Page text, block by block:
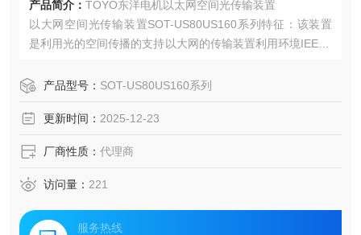
产品简介： TOYO东洋电机以太网空间光传输装置
以大网空间光传输装置SOT-US80US160系列特征：该装置
是利用光的空间传播的支持以大网的传输装置利用环境IEEE8
创建明细表，以便在概念设计中分析体量的体积。如果是同
还可以通过电脑进行移动侧的程序确认和变更，提高维护
产品型号： SOT-US80US160系列
更新时间： 2025-12-23
厂商性质： 代理商
访问量： 221
服务热线